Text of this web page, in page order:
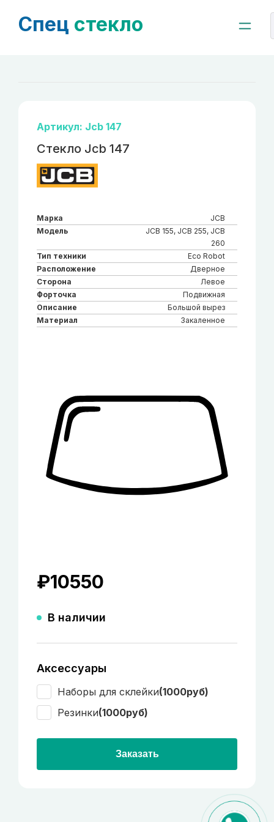
Спец стекло
Артикул: Jcb 147
Стекло Jcb 147
Марка
JCB
Модель
JCB 155, JCB 255, JCB
260
Тип техники
Eco Robot
Расположение
Дверное
Сторона
Левое
Форточка
Подвижная
Описание
Большой вырез
Материал
Закаленное
₽10550
В наличии
Аксессуары
Наборы для склейки(1000руб)
Резинки(1000руб)
Заказать